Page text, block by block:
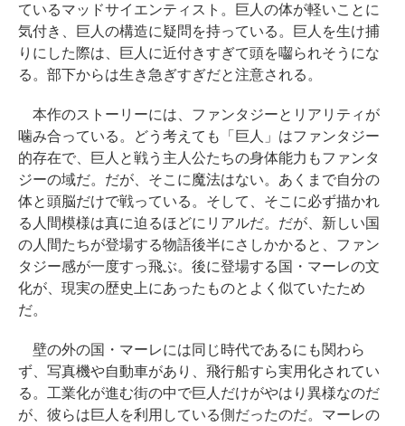
ているマッドサイエンティスト。巨人の体が軽いことに
気付き、巨人の構造に疑問を持っている。巨人を生け捕
りにした際は、巨人に近付きすぎて頭を囓られそうにな
る。部下からは生き急ぎすぎだと注意される。
本作のストーリーには、ファンタジーとリアリティが
噛み合っている。どう考えても「巨人」はファンタジー
的存在で、巨人と戦う主人公たちの身体能力もファンタ
ジーの域だ。だが、そこに魔法はない。あくまで自分の
体と頭脳だけで戦っている。そして、そこに必ず描かれ
る人間模様は真に迫るほどにリアルだ。だが、新しい国
の人間たちが登場する物語後半にさしかかると、ファン
タジー感が一度すっ飛ぶ。後に登場する国・マーレの文
化が、現実の歴史上にあったものとよく似ていたため
だ。
壁の外の国・マーレには同じ時代であるにも関わら
ず、写真機や自動車があり、飛行船すら実用化されてい
る。工業化が進む街の中で巨人だけがやはり異様なのだ
が、彼らは巨人を利用している側だったのだ。マーレの